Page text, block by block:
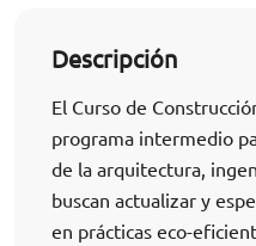
Descripción
El Curso de
programa intermedio
de la arquitectura,
buscan actualizar y
en prácticas eco-